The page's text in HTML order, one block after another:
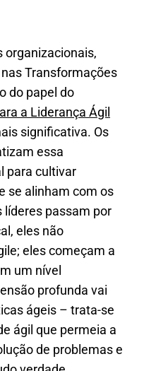
organizacionais,
Transformações
do papel do
a Liderança Ágil
significativa. Os
essa
para cultivar
se alinham com os
líderes passam por
eles não
eles começam a
um nível
profunda vai
ágeis – trata-se
ágil que permeia a
de problemas e